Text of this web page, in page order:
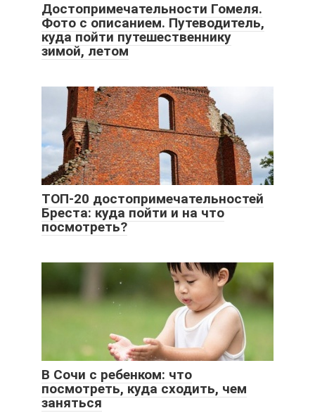
Достопримечательности Гомеля.
Фото с описанием. Путеводитель,
куда пойти путешественнику
зимой, летом
ТОП-20 достопримечательностей
Бреста: куда пойти и на что
посмотреть?
В Сочи с ребенком: что
посмотреть, куда сходить, чем
заняться